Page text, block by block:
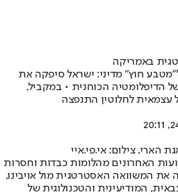
באמריקה
חוץ" מדיני: ישראל סיפקה את
הדיפלומטיה הכוחנית • במקביל,
עצמאית לחלוטין התנפצה
הארי, צילום: אי.פי.איי
האחרונים מהלומות כבדות וחסרות
המשוואה האסטרטגית מול אויבינו,
המודיעינית והטכנולוגית של